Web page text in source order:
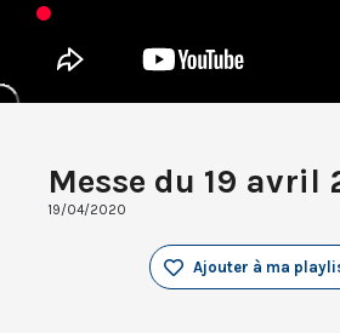
Messe du 19 avril
19/04/2020
Ajouter à ma